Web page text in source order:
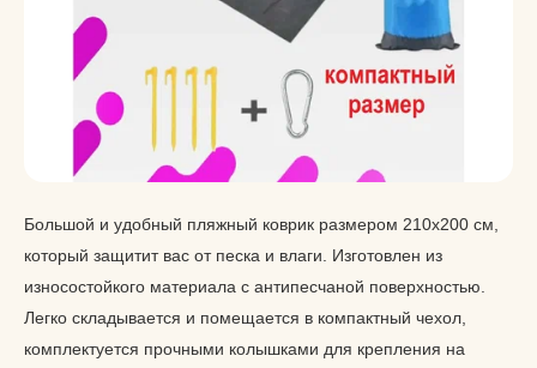
Большой и удобный пляжный коврик размером 210х200 см,
который защитит вас от песка и влаги. Изготовлен из
износостойкого материала с антипесчаной поверхностью.
Легко складывается и помещается в компактный чехол,
комплектуется прочными колышками для крепления на